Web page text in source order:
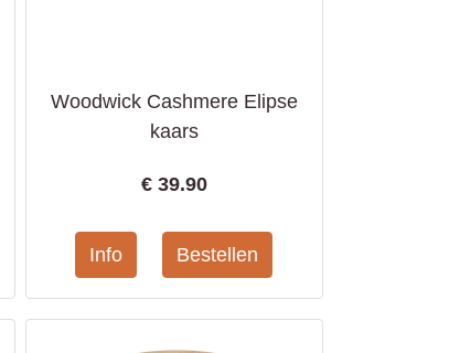
Woodwick Cashmere Elipse
kaars
€ 39.90